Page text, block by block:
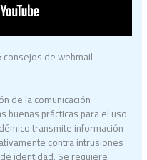
de webmail
de la comunicación
buenas prácticas para el uso
transmite información
contra intrusiones
identidad. Se requiere